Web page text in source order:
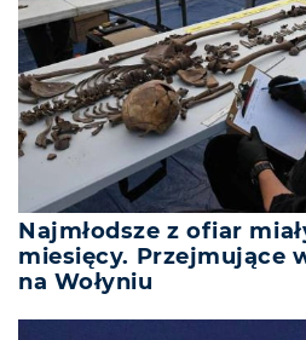
Najmłodsze z ofiar
miesięcy. Przejmujące
na Wołyniu